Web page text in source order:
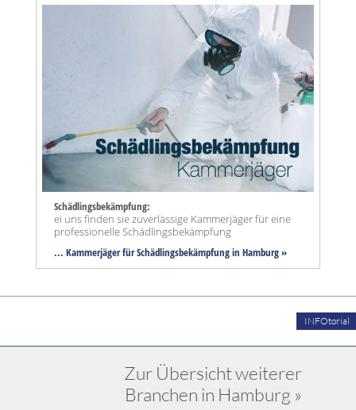
Schädlingsbekämpfung:
ei uns finden sie zuverlässige Kammerjäger für eine
professionelle Schädlingsbekämpfung
... Kammerjäger für Schädlingsbekämpfung in Hamburg »
INFOtorial
Zur Übersicht weiterer
Branchen in Hamburg »